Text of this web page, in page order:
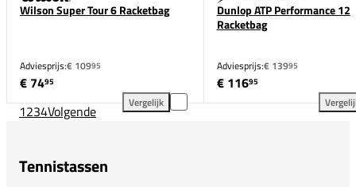
Wilson Super Tour 6 Racketbag
Adviesprijs:€ 10995
€ 7495
Vergelijk
Wilson Super Tour 6 Racketbag toevoegen aan
Dunlop ATP Performance 12
Racketbag
Adviesprijs:€ 13995
€ 11695
1234Volgende
Tennistassen